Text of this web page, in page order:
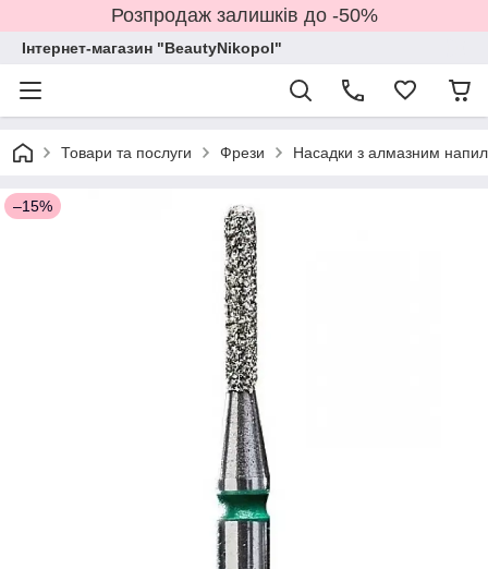
Розпродаж залишків до -50%
Інтернет-магазин "BeautyNikopol"
Товари та послуги Фрези Насадки з алмазним
–15%